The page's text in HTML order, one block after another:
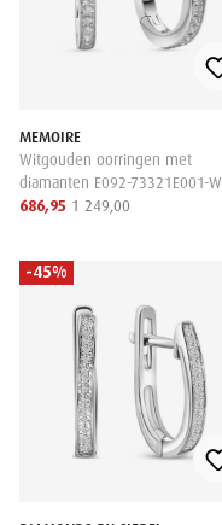
MEMOIRE
Witgouden oorringen met
diamanten E092-73321E001-W
686,95 1 249,00
-45%